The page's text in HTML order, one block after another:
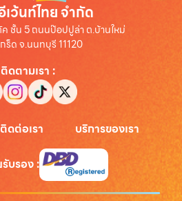
ว้นท์ไทย จำกัด
ค ชั้น 5 ถนนป๊อปปูล่า ต.บ้านใหม่
ร็ด จ.นนทบุรี 11120
ติดตามเรา :
ติดต่อเรา บริการของเรา
บรอง: